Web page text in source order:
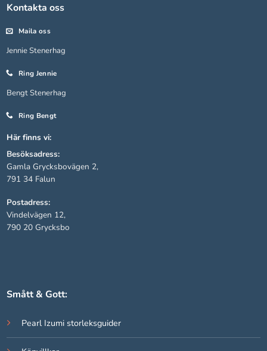
Kontakta oss
Maila oss
Jennie Stenerhag
Ring Jennie
Bengt Stenerhag
Ring Bengt
Här finns vi:
Besöksadress:
Gamla Grycksbovägen 2,
791 34 Falun
Postadress:
Vindelvägen 12,
790 20 Grycksbo
Smått & Gott:
Pearl Izumi storleksguider
välja bort.
för att
över huvud
fungera.
Statistik
kunna
förbättra
hemsidans
funktionalitet
uppbyggnad,
baserat på
hur hemsidan
För att vår
bra som
möjligt under